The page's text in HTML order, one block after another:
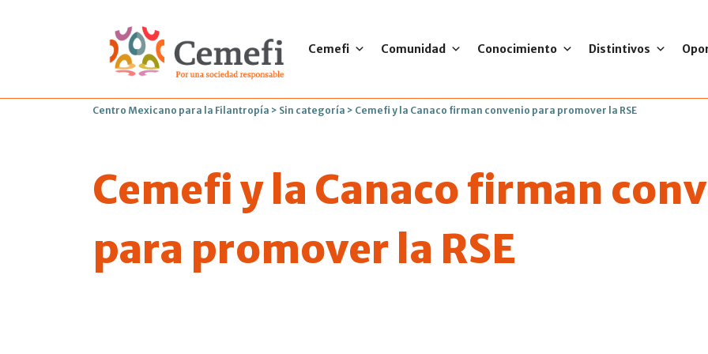
Cemefi Comunidad Conocimiento Distintivos
Centro Mexicano para la Filantropía > Sin categoría > Cemefi y la Canaco firman convenio para promover la RSE
Cemefi y la Canaco firman
para promover la RSE